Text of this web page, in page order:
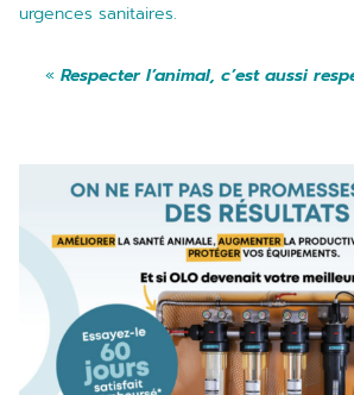
urgences sanitaires.
« Respecter l’animal, c’est aussi